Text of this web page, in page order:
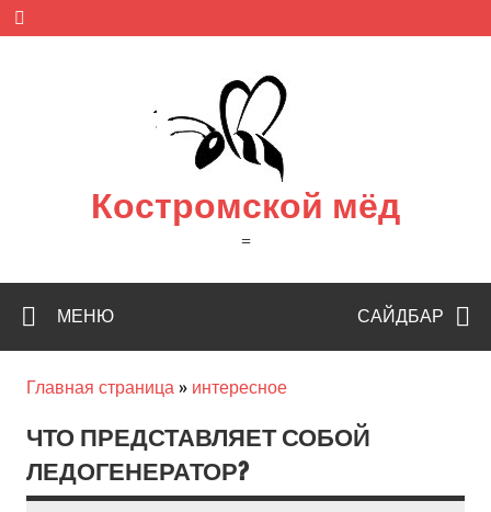
Skip
content
Костромской мёд
=
САЙДБАР
МЕНЮ
Главная страница » интересное
ЧТО ПРЕДСТАВЛЯЕТ СОБОЙ
ЛЕДОГЕНЕРАТОР?